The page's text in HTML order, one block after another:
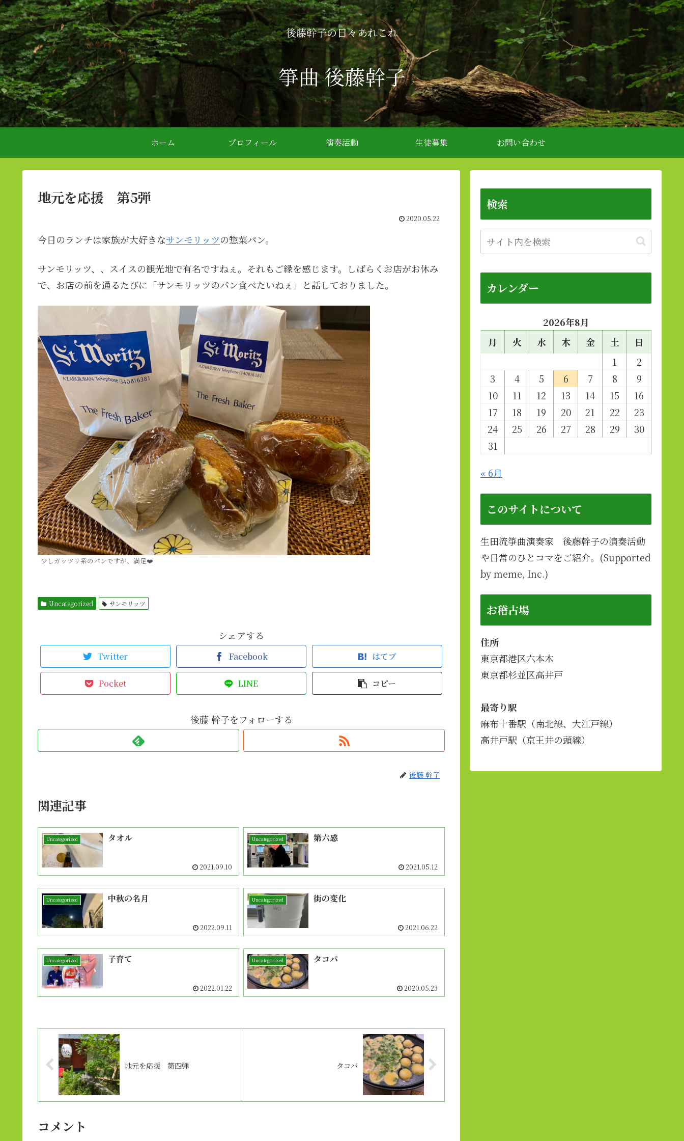
後藤幹子の日々あれこれ
箏曲 後藤幹子
ホーム プロフィール 演奏活動 生徒募集 お問い合わせ
地元を応援 第5弾
2020.05.22
今日のランチは家族が大好きなサンモリッツの惣菜パン。
サンモリッツ、、スイスの観光地で有名ですねぇ。それもご縁を感じます。しばらくお店がお休み
で、お店の前を通るたびに「サンモリッツのパン食べたいねぇ」と話しておりました。
少しガッツリ系のパンですが、満足❤️
Uncategorized サンモリッツ
シェアする
Twitter Facebook はてブ
Pocket LINE コピー
後藤 幹子をフォローする
後藤 幹子
関連記事
Uncategorized タオル
2021.09.10
Uncategorized 第六感
2021.05.12
Uncategorized 中秋の名月
2022.09.11
Uncategorized 街の変化
2021.06.22
Uncategorized 子育て
2022.01.22
Uncategorized タコパ
2020.05.23
地元を応援 第四弾 タコパ
コメント
検索
カレンダー
2026年8月
月
火 水 木 金 土
日
1
2
3
4 5 6 7 8
9
10
11 12 13 14 15
16
17
18 19 20 21 22
23
24
25 26 27 28 29
30
31
« 6月
このサイトについて
生田流箏曲演奏家 後藤幹子の演奏活動
や日常のひとコマをご紹介。(Supported
by meme, Inc.)
お稽古場
住所
東京都港区六本木
東京都杉並区高井戸
最寄り駅
麻布十番駅（南北線、大江戸線）
高井戸駅（京王井の頭線）